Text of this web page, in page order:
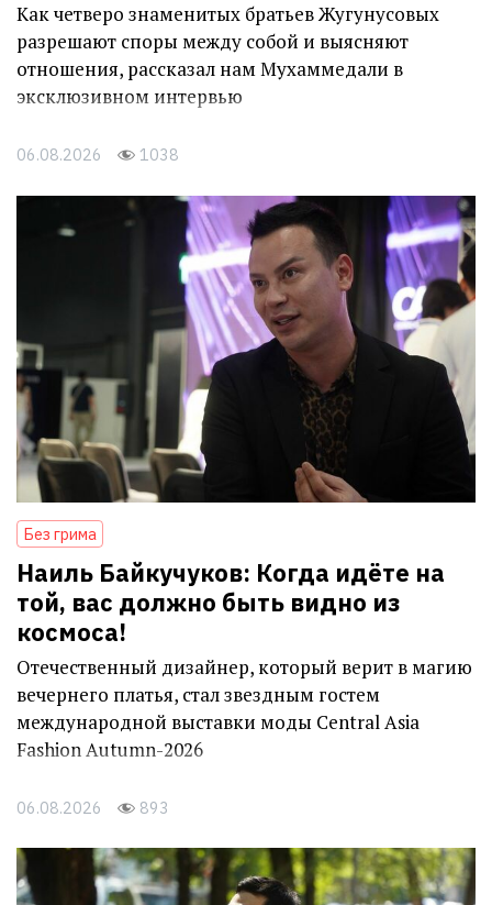
Как четверо знаменитых братьев Жугунусовых
разрешают споры между собой и выясняют
отношения, рассказал нам Мухаммедали в
эксклюзивном интервью
06.08.2026 1038
Без грима
Наиль Байкучуков: Когда идёте на
той, вас должно быть видно из
космоса!
Отечественный дизайнер, который верит в магию
вечернего платья, стал звездным гостем
международной выставки моды Central Asia
Fashion Autumn-2026
06.08.2026 893